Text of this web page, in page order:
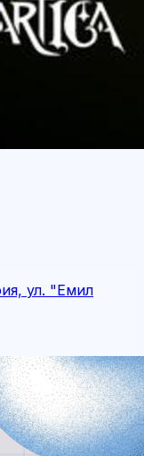
ул. "Емил